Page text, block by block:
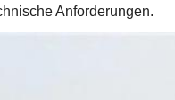
Anforderungen.